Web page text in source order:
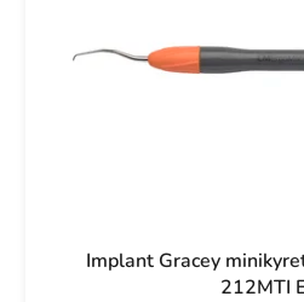
Implant Gracey
212MTI